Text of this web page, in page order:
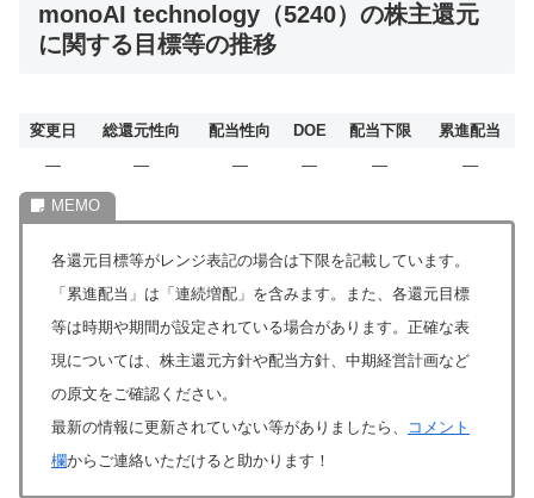
monoAI technology（5240）の株主還元
に関する目標等の推移
変更日 総還元性向 配当性向 DOE 配当下限
累進配当
―
― ― ― ― ―
各還元目標等がレンジ表記の場合は下限を記載しています。
「累進配当」は「連続増配」を含みます。また、各還元目標
等は時期や期間が設定されている場合があります。正確な表
現については、株主還元方針や配当方針、中期経営計画など
の原文をご確認ください。
最新の情報に更新されていない等がありましたら、
コメント
欄からご連絡いただけると助かります！